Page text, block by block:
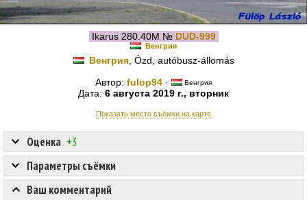
Ikarus 280.40M № DUD-999
Венгрия
Венгрия, Ózd, autóbusz-állomás
Автор: fulop94 · Венгрия
Дата: 6 августа 2019 г., вторник
Показать место съёмки на карте
Оценка +3
Параметры съёмки
Ваш комментарий